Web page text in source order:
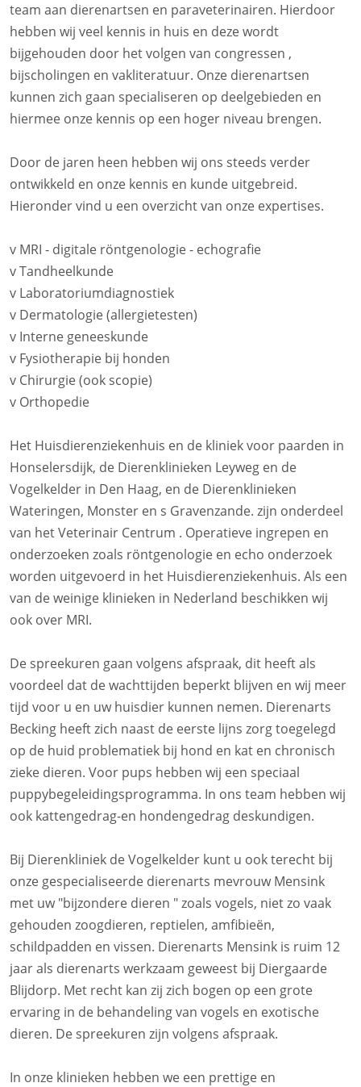
team aan dierenartsen en paraveterinairen. Hierdoor
hebben wij veel kennis in huis en deze wordt
bijgehouden door het volgen van congressen ,
bijscholingen en vakliteratuur. Onze dierenartsen
kunnen zich gaan specialiseren op deelgebieden en
hiermee onze kennis op een hoger niveau brengen.
Door de jaren heen hebben wij ons steeds verder
ontwikkeld en onze kennis en kunde uitgebreid.
Hieronder vind u een overzicht van onze expertises.
v MRI - digitale röntgenologie - echografie
v Tandheelkunde
v Laboratoriumdiagnostiek
v Dermatologie (allergietesten)
v Interne geneeskunde
v Fysiotherapie bij honden
v Chirurgie (ook scopie)
v Orthopedie
Het Huisdierenziekenhuis en de kliniek voor paarden in
Honselersdijk, de Dierenklinieken Leyweg en de
Vogelkelder in Den Haag, en de Dierenklinieken
Wateringen, Monster en s Gravenzande. zijn onderdeel
van het Veterinair Centrum . Operatieve ingrepen en
onderzoeken zoals röntgenologie en echo onderzoek
worden uitgevoerd in het Huisdierenziekenhuis. Als een
van de weinige klinieken in Nederland beschikken wij
ook over MRI.
De spreekuren gaan volgens afspraak, dit heeft als
voordeel dat de wachttijden beperkt blijven en wij meer
tijd voor u en uw huisdier kunnen nemen. Dierenarts
Becking heeft zich naast de eerste lijns zorg toegelegd
op de huid problematiek bij hond en kat en chronisch
zieke dieren. Voor pups hebben wij een speciaal
puppybegeleidingsprogramma. In ons team hebben wij
ook kattengedrag-en hondengedrag deskundigen.
Bij Dierenkliniek de Vogelkelder kunt u ook terecht bij
onze gespecialiseerde dierenarts mevrouw Mensink
met uw "bijzondere dieren " zoals vogels, niet zo vaak
gehouden zoogdieren, reptielen, amfibieën,
schildpadden en vissen. Dierenarts Mensink is ruim 12
jaar als dierenarts werkzaam geweest bij Diergaarde
Blijdorp. Met recht kan zij zich bogen op een grote
ervaring in de behandeling van vogels en exotische
dieren. De spreekuren zijn volgens afspraak.
In onze klinieken hebben we een prettige en